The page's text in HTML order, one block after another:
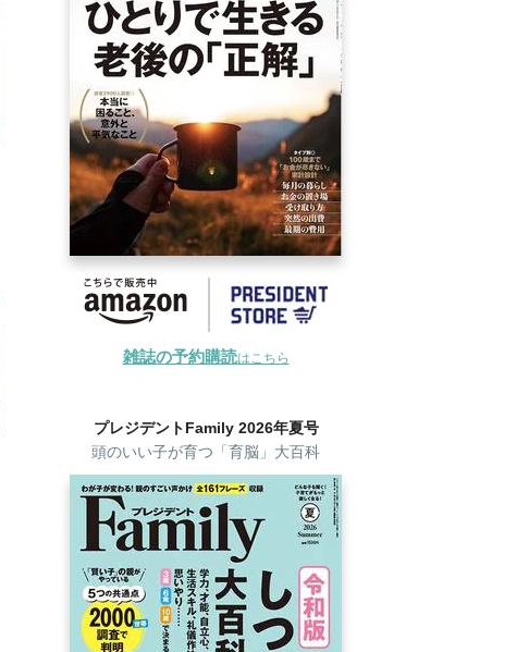
雑誌の予約購読はこちら
プレジデントFamily 2026年夏号
頭のいい子が育つ「育脳」大百科